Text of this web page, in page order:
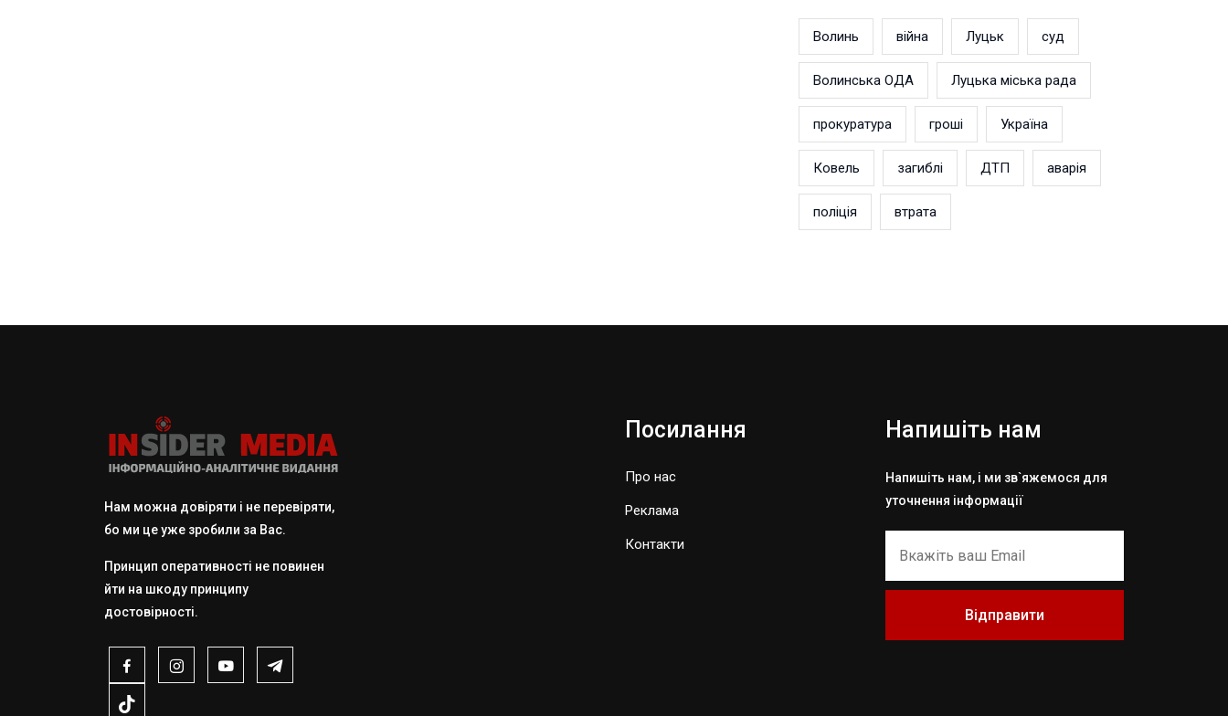
Волинь війна Луцьк суд
Волинська ОДА Луцька міська рада
прокуратура гроші Україна
Ковель загиблі ДТП аварія
поліція втрата
Нам можна довіряти і не перевіряти,
бо ми це уже зробили за Вас.
Принцип оперативності не повинен
йти на шкоду принципу
достовірності.
Посилання
Про нас
Реклама
Контакти
Напишіть нам
Напишіть нам, і ми зв`яжемося для
уточнення інформації
Відправити